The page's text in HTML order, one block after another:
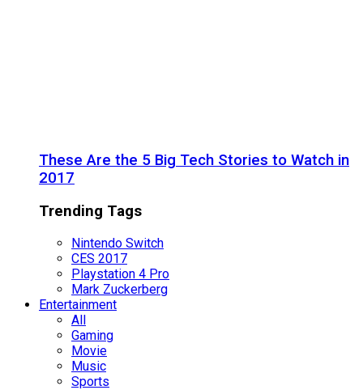
These Are the 5 Big Tech Stories to Watch in
2017
Trending Tags
Nintendo Switch
CES 2017
Playstation 4 Pro
Mark Zuckerberg
Entertainment
All
Gaming
Movie
Music
Sports